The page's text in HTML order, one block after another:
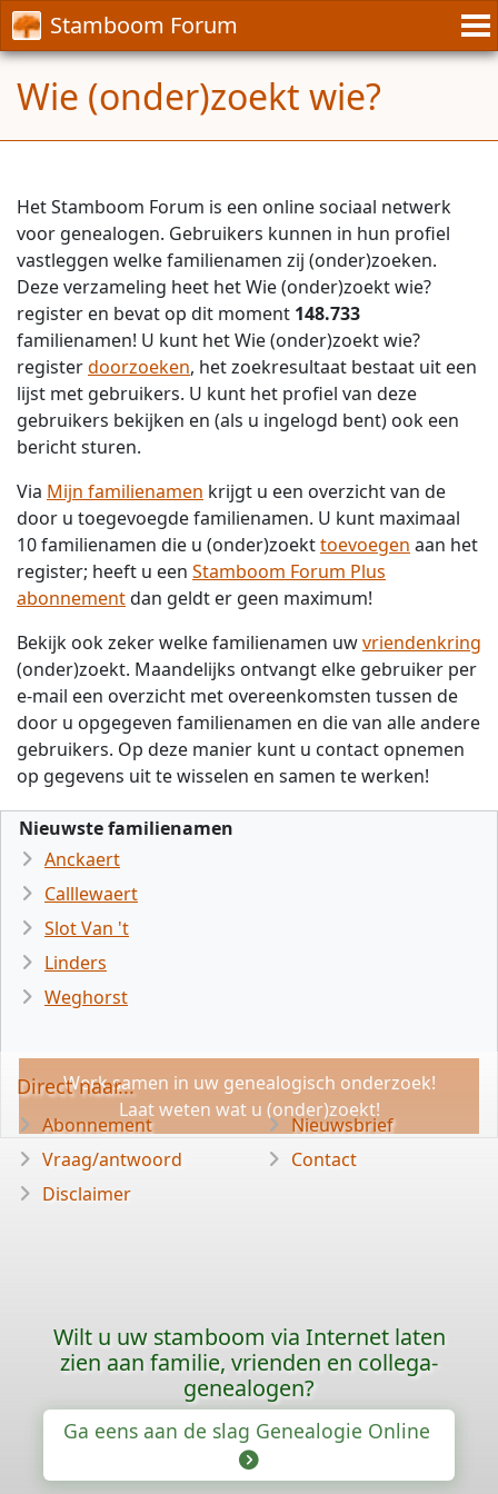
Stamboom Forum
Wie (onder)zoekt wie?
Het Stamboom Forum is een online sociaal netwerk
voor genealogen. Gebruikers kunnen in hun profiel
vastleggen welke familienamen zij (onder)zoeken.
Deze verzameling heet het Wie (onder)zoekt wie?
register en bevat op dit moment 148.733
familienamen! U kunt het Wie (onder)zoekt wie?
registerdoorzoeken, het zoekresultaat bestaat uit een
lijst met gebruikers. U kunt het profiel van deze
gebruikers bekijken en (als u ingelogd bent) ook een
bericht sturen.
Via Mijn familienamen krijgt u een overzicht van de
door u toegevoegde familienamen. U kunt maximaal
10 familienamen die u (onder)zoekttoevoegen aan het
register; heeft u een Stamboom Forum Plus
abonnementdan geldt er geen maximum!
Bekijk ook zeker welke familienamen uwvriendenkring
(onder)zoekt. Maandelijks ontvangt elke gebruiker per
e-mail een overzicht met overeenkomsten tussen de
door u opgegeven familienamen en die van alle andere
gebruikers. Op deze manier kunt u contact opnemen
op gegevens uit te wisselen en samen te werken!
Nieuwste familienamen
Anckaert
Calllewaert
Slot Van 't
Linders
Weghorst
Werk samen in uw genealogisch onderzoek!
Laat weten wat u (onder)zoekt!
Direct naar...
Abonnement
Vraag/antwoord
Disclaimer
Nieuwsbrief
Contact
Wilt u uw stamboom via Internet laten
zien aan familie, vrienden en collega-
genealogen?
Ga eens aan de slag Genealogie Online